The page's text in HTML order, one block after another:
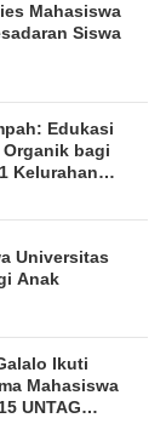
Mahasiswa
Siswa
Edukasi
bagi
Kelurahan
Universitas
Anak
Ikuti
Mahasiswa
UNTAG